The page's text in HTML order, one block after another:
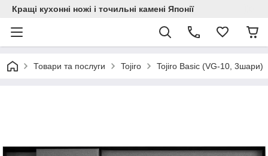
Кращі кухонні ножі і точильні камені Японії
Товари та послуги Tojiro Tojiro Basic (VG-10, 3шари)